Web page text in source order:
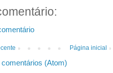
Página inicial
comentários (Atom)